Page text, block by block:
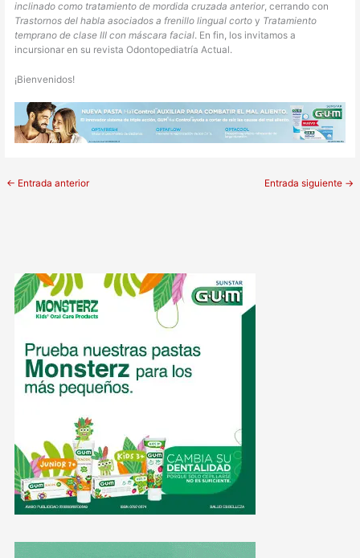
inclinado como tratamiento de mordida cruzada anterior, cerrando con
Trastornos del habla asociados a frenillo lingual corto y Tratamiento
temprano de clase III con máscara facial. En fin, los invitamos a
incursionar en su revista Odontopediatría Actual.
¡Bienvenidos!
← Entrada anterior Entrada siguiente →